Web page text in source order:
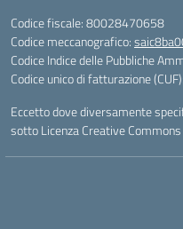
Codice fiscale: 80028470658
Codice meccanografico:
Codice Indice delle Pubbliche
Codice unico di fatturazione
Eccetto dove diversamente
sotto Licenza Creative